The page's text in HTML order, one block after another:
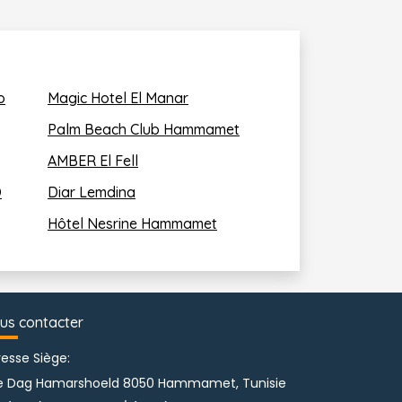
Magic Hotel El Manar
Palm Beach Club Hammamet
AMBER El Fell
Diar Lemdina
Hôtel Nesrine Hammamet
contacter
Siège:
Dag Hamarshoeld 8050 Hammamet, Tunisie